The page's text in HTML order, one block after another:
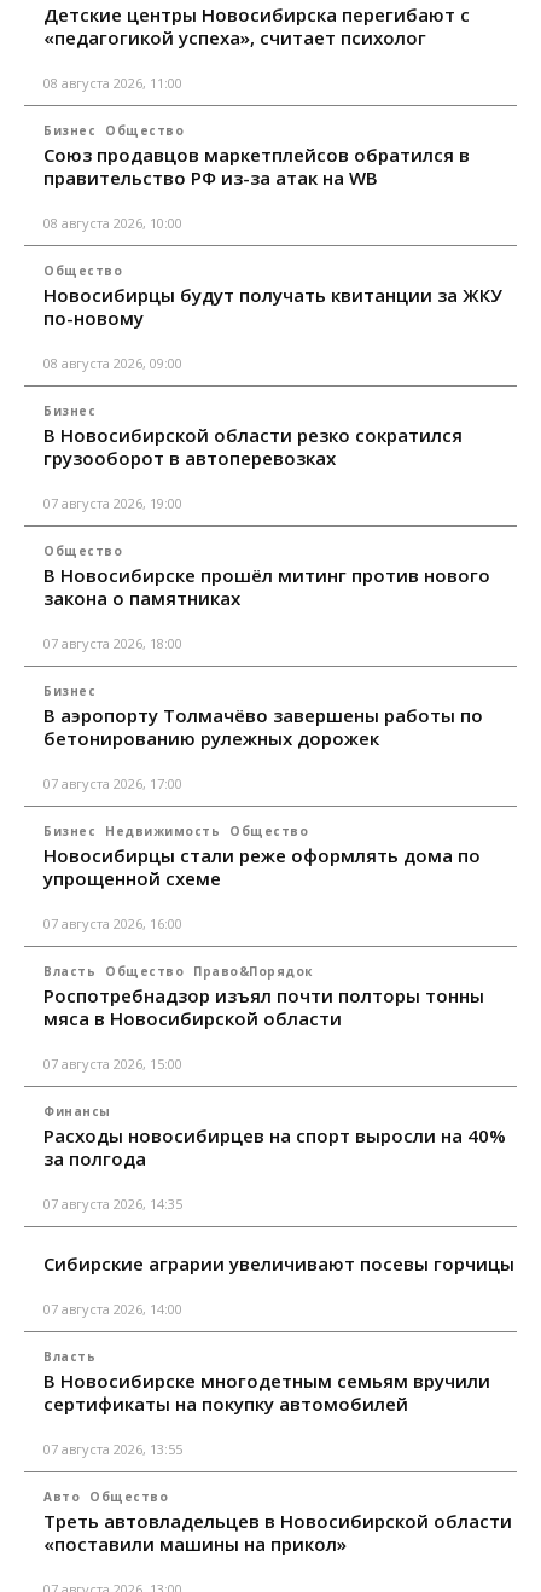
Детские центры Новосибирска перегибают с
«педагогикой успеха», считает психолог
08 августа 2026, 11:00
Бизнес Общество
Союз продавцов маркетплейсов обратился в
правительство РФ из-за атак на WB
08 августа 2026, 10:00
Общество
Новосибирцы будут получать квитанции за ЖКУ
по-новому
08 августа 2026, 09:00
Бизнес
В Новосибирской области резко сократился
грузооборот в автоперевозках
07 августа 2026, 19:00
Общество
В Новосибирске прошёл митинг против нового
закона о памятниках
07 августа 2026, 18:00
Бизнес
В аэропорту Толмачёво завершены работы по
бетонированию рулежных дорожек
07 августа 2026, 17:00
Бизнес Недвижимость Общество
Новосибирцы стали реже оформлять дома по
упрощенной схеме
07 августа 2026, 16:00
Власть Общество Право&Порядок
Роспотребнадзор изъял почти полторы тонны
мяса в Новосибирской области
07 августа 2026, 15:00
Финансы
Расходы новосибирцев на спорт выросли на 40%
за полгода
07 августа 2026, 14:35
Сибирские аграрии увеличивают посевы горчицы
07 августа 2026, 14:00
Власть
В Новосибирске многодетным семьям вручили
сертификаты на покупку автомобилей
07 августа 2026, 13:55
Авто Общество
Треть автовладельцев в Новосибирской области
«поставили машины на прикол»